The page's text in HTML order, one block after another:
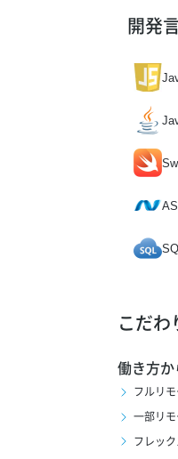
開発
こだわ
働き方か
フルリ
一部リ
フレッ